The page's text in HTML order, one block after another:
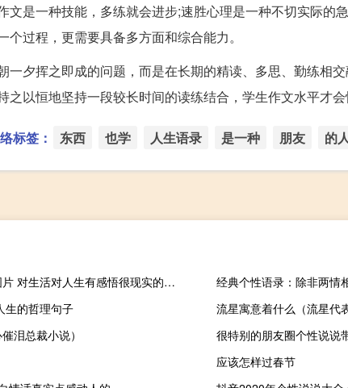
文是一种技能，多练就会进步;速胜心理是一种不切实际的
过程，更需要具备多方面和综合能力。
一夕挥之即成的问题，而是在长期的精读、多思、勤练相
以恒地坚持一段较长时间的读练结合，学生作文水平才会
标签： 东西 也学 人生语录 是一种 朋友 的
比较有哲理戳人心窝的经典说说带图片 对生活对人生有感悟很现实的说说大全(图文)
经典个性语录：除非两情
生的哲理句子
流星寓意着什么（流星代
泪总裁小说）
很特别的朋友圈个性说说
应该怎样过春节